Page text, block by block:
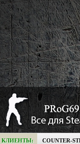
КЛИЕНТЫ: COUNTER-